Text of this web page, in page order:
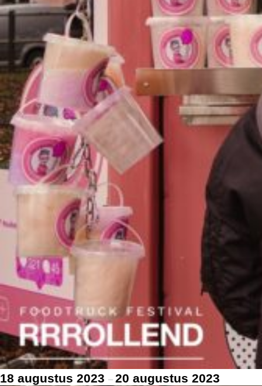
18 augustus 2023 – 20 augustus 2023